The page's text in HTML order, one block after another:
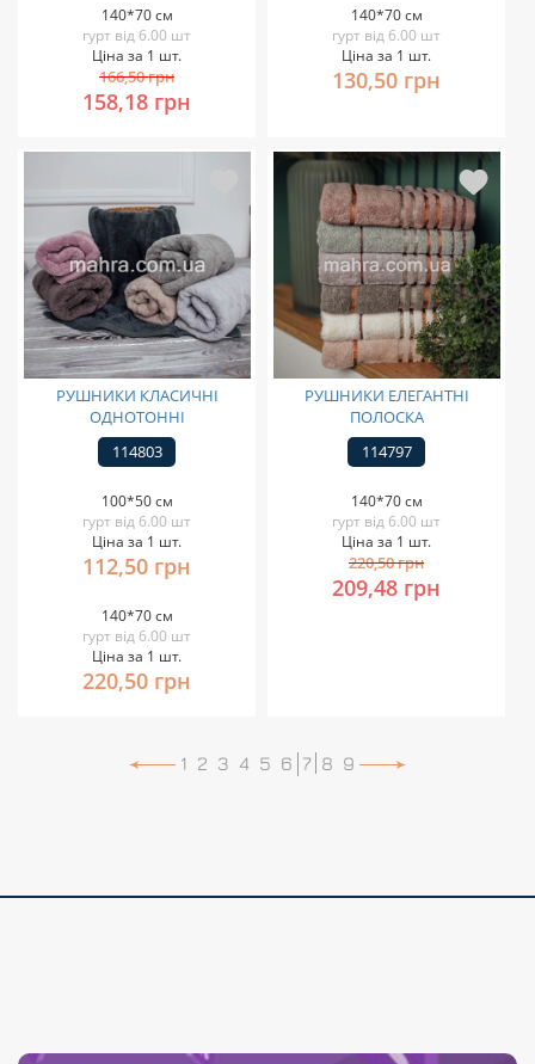
140*70 см
гурт від 6.00 шт
Ціна за 1 шт.
166,50 грн
158,18 грн
140*70 см
гурт від 6.00 шт
Ціна за 1 шт.
130,50 грн
РУШНИКИ КЛАСИЧНІ
ОДНОТОННІ
114803
100*50 см
гурт від 6.00 шт
Ціна за 1 шт.
112,50 грн
140*70 см
гурт від 6.00 шт
Ціна за 1 шт.
220,50 грн
РУШНИКИ ЕЛЕГАНТНІ
ПОЛОСКА
114797
140*70 см
гурт від 6.00 шт
Ціна за 1 шт.
220,50 грн
209,48 грн
1 2 3 4 5 6 7 8 9